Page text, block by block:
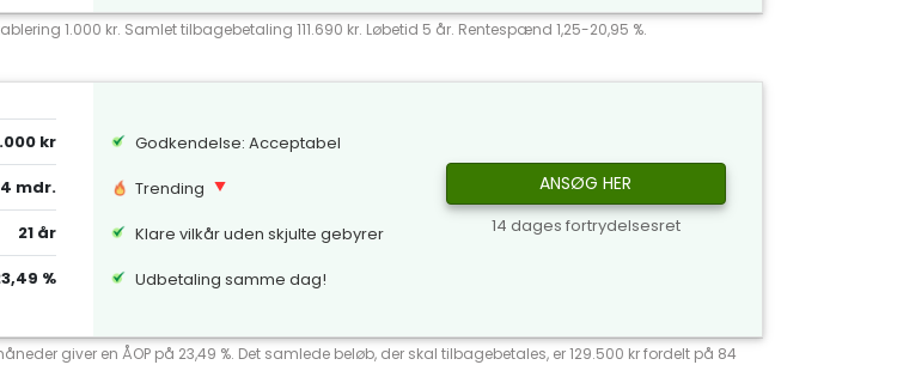
1.000 kr. Samlet tilbagebetaling 111.690 kr. Løbetid 5 år. Rentespænd 1,25-20,95 %.
kr
mdr.
21 år
%
Godkendelse: Acceptabel
Trending
Klare vilkår uden skjulte gebyrer
Udbetaling samme dag!
ANSØG HER
14 dages fortrydelsesret
giver en ÅOP på 23,49 %. Det samlede beløb, der skal tilbagebetales, er 129.500 kr fordelt på 84